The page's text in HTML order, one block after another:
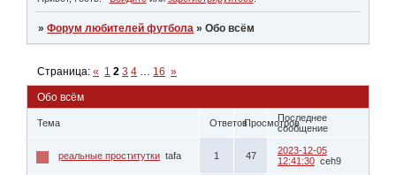
»Форум любителей футбола »Обо всём
Обо всём
Страница:« 1 2 3 4 16 »
Тема ОтветовПросмотровПоследнее
сообщение
реальные проститутки tafa 1 47
2023-12-05
12:41:30 ceh9